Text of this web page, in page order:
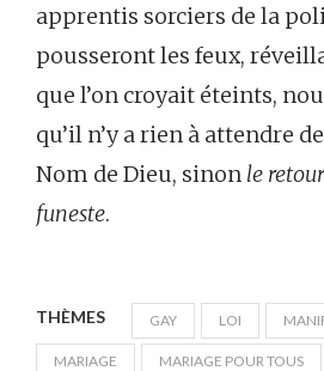
apprentis sorciers de la
pousseront les feux,
que l’on croyait éteints,
qu’il n’y a rien à attendre
Nom de Dieu, sinon le
funeste.
THÈMES GAY LOI
MARIAGE MARIAGE POUR TOUS